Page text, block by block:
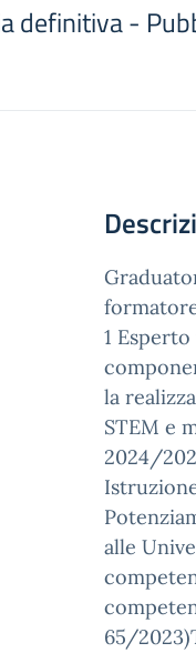
definitiva -
1
la
STEM e
2024/
alle
65/